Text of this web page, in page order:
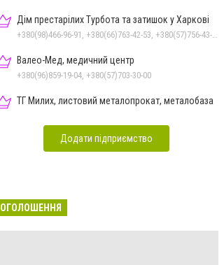
Дім престарілих Турбота та затишок у Харкові
Валео-Мед, медичний центр
+380(96)859-19-04, +380(57)703-30-00
ТГ Милих, листовий металопрокат, металобаза
Додати підприємство
ОГОЛОШЕННЯ